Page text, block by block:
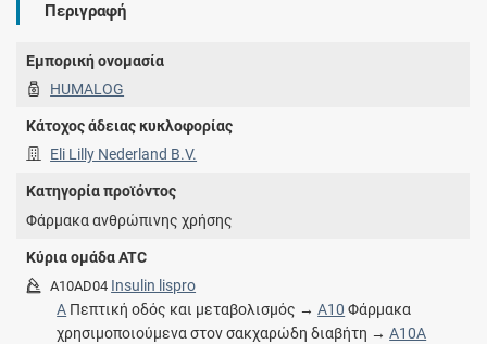
Περιγραφή
Εμπορική ονομασία
HUMALOG
Κάτοχος άδειας κυκλοφορίας
Eli Lilly Nederland B.V.
Κατηγορία προϊόντος
Φάρμακα ανθρώπινης χρήσης
Κύρια ομάδα ATC
A10AD04 Insulin lispro
A Πεπτική οδός και μεταβολισμός →A10 Φάρμακα
χρησιμοποιούμενα στον σακχαρώδη διαβήτη →A10A